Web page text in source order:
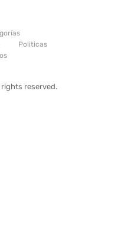
Politicas
reserved.